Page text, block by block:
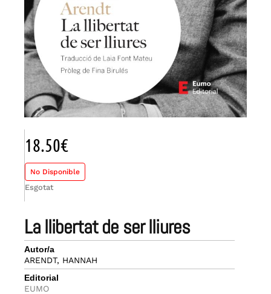
la llibertat de ser lliures
Autor/a
ARENDT, HANNAH
Editorial
EUMO
18.50€
No Disponible
Esgotat